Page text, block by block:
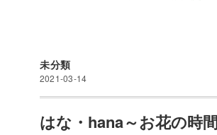
未分類
2021-03-14
はな・hana～お花の時